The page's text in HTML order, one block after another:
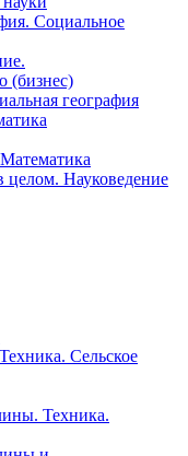
Социальное
(бизнес)
география
целом. Науковедение
Сельское
Техника.